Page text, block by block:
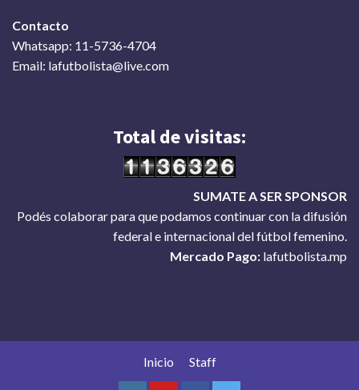
Contacto
Whatsapp: 11-5736-4704
Email: lafutbolista@live.com
Total de visitas:
SUMATE A SER SPONSOR
Podés colaborar para que podamos continuar con la difusión
federal e internacional del fútbol femenino.
Mercado Pago: lafutbolista.mp
Inicio Staff